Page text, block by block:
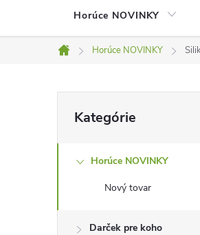
Horúce NOVINKY
Domov
Horúce NOVINKY
o
n
kategórie
Kategórie
Horúce NOVINKY
Nový tovar
Darček pre koho